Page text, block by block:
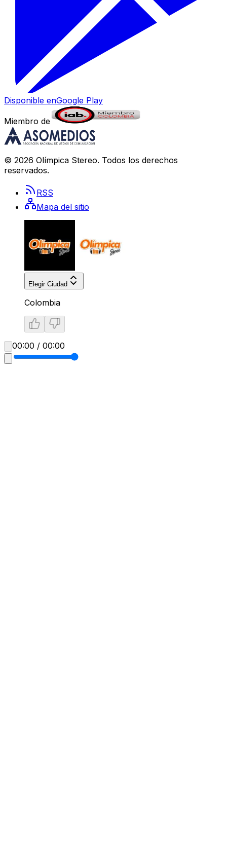
Disponible enGoogle Play
Miembro de
© 2026 Olímpica Stereo. Todos los derechos
reservados.
RSS
Mapa del sitio
Elegir Ciudad
Colombia
00:00 / 00:00